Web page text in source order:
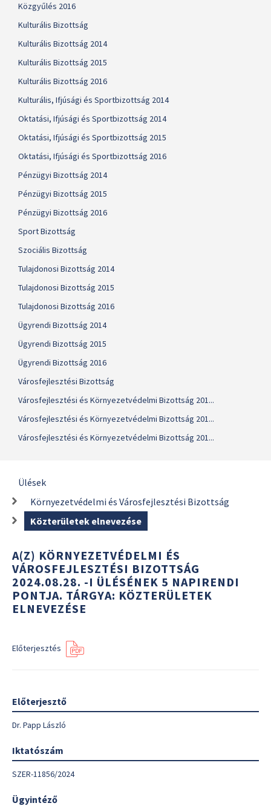
Közgyűlés 2016
Kulturális Bizottság
Kulturális Bizottság 2014
Kulturális Bizottság 2015
Kulturális Bizottság 2016
Kulturális, Ifjúsági és Sportbizottság 2014
Oktatási, Ifjúsági és Sportbizottság 2014
Oktatási, Ifjúsági és Sportbizottság 2015
Oktatási, Ifjúsági és Sportbizottság 2016
Pénzügyi Bizottság 2014
Pénzügyi Bizottság 2015
Pénzügyi Bizottság 2016
Sport Bizottság
Szociális Bizottság
Tulajdonosi Bizottság 2014
Tulajdonosi Bizottság 2015
Tulajdonosi Bizottság 2016
Ügyrendi Bizottság 2014
Ügyrendi Bizottság 2015
Ügyrendi Bizottság 2016
Városfejlesztési Bizottság
Városfejlesztési és Környezetvédelmi Bizottság 201...
Városfejlesztési és Környezetvédelmi Bizottság 201...
Városfejlesztési és Környezetvédelmi Bizottság 201...
Ülések
Környezetvédelmi és Városfejlesztési Bizottság
Közterületek elnevezése
A(Z) KÖRNYEZETVÉDELMI ÉS
VÁROSFEJLESZTÉSI BIZOTTSÁG
2024.08.28. -I ÜLÉSÉNEK 5 NAPIRENDI
PONTJA. TÁRGYA: KÖZTERÜLETEK
ELNEVEZÉSE
Előterjesztés
Előterjesztő
Dr. Papp László
Iktatószám
SZER-11856/2024
Ügyintéző